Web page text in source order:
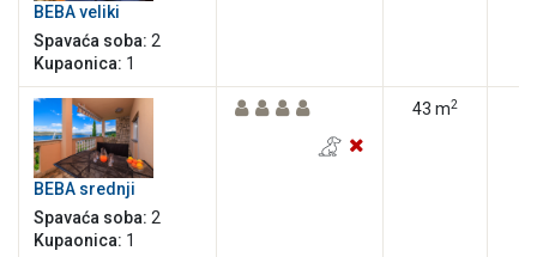
BEBA veliki
Spavaća soba: 2
Kupaonica: 1
BEBA srednji
Spavaća soba: 2
Kupaonica: 1
43 m2